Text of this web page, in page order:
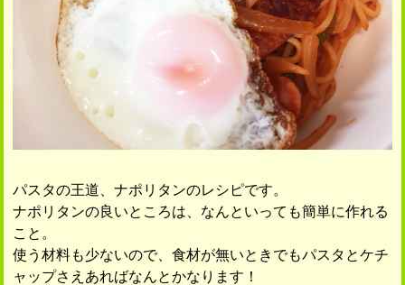
パスタの王道、ナポリタンのレシピです。
ナポリタンの良いところは、なんといっても簡単に作れる
こと。
使う材料も少ないので、食材が無いときでもパスタとケチ
ャップさえあればなんとかなります！